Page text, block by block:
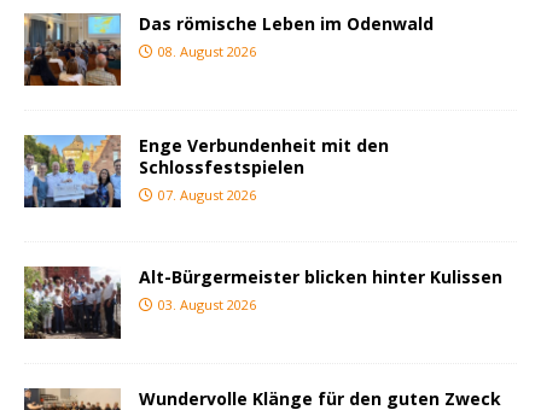
Das römische Leben im Odenwald
08. August 2026
Enge Verbundenheit mit den
Schlossfestspielen
07. August 2026
Alt-Bürgermeister blicken hinter Kulissen
03. August 2026
Wundervolle Klänge für den guten Zweck